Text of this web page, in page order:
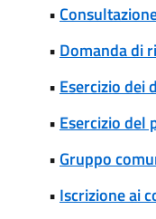
•
• Domanda di
• Esercizio dei
• Esercizio del
• Gruppo
• Iscrizione ai